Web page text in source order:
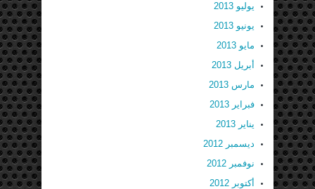
يوليو 2013
يونيو 2013
مايو 2013
أبريل 2013
مارس 2013
فبراير 2013
يناير 2013
ديسمبر 2012
نوفمبر 2012
أكتوبر 2012